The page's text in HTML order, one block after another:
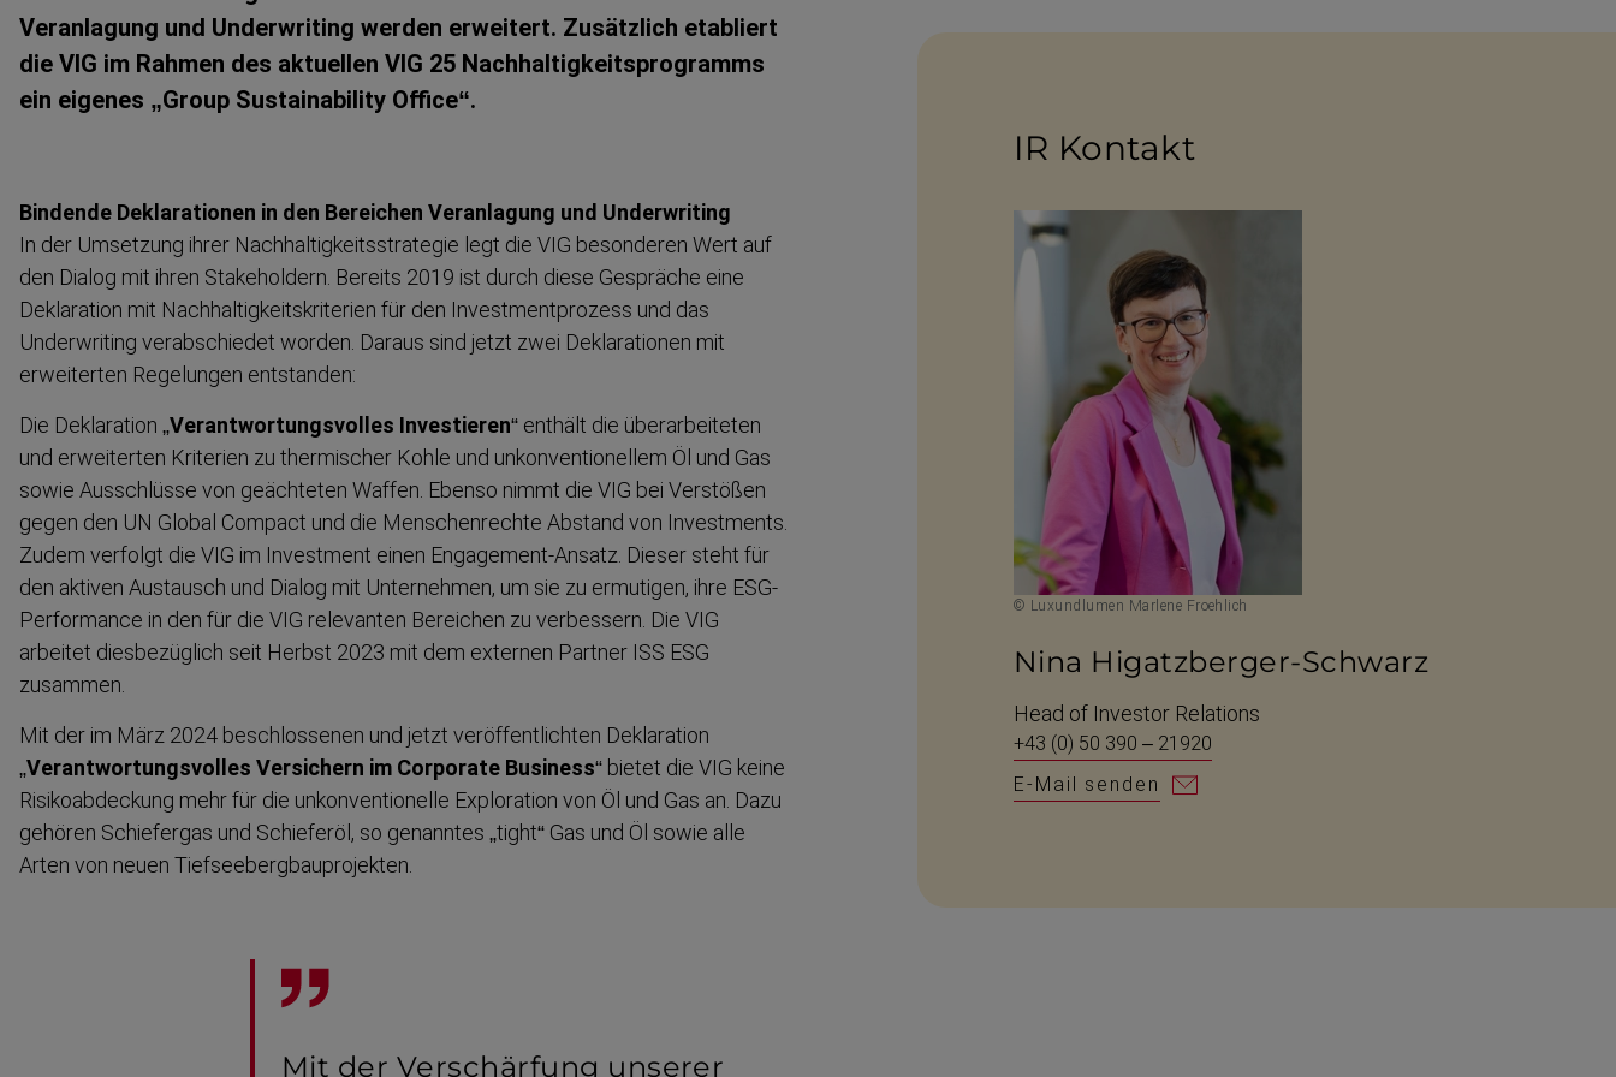
Veranlagung und Underwriting werden erweitert. Zusätzlich etabliert
die VIG im Rahmen des aktuellen VIG 25 Nachhal­tig­keits­pro­gramms
ein eigenes „Group Sustaina­bility Office“.
Bindende Deklara­tionen in den Bereichen Veranlagung und Underwriting
In der Umsetzung ihrer Nachhal­tig­keits­strategie legt die VIG besonderen Wert auf
den Dialog mit ihren Stakeholdern. Bereits 2019 ist durch diese Gespräche eine
Deklaration mit Nachhal­tig­keits­kri­terien für den Invest­ment­prozess und das
Underwriting verabschiedet worden. Daraus sind jetzt zwei Deklara­tionen mit
erweiterten Regelungen entstanden:
Die Deklaration „Verant­wor­tungs­volles Investieren“ enthält die überar­beiteten
und erweiterten Kriterien zu thermischer Kohle und unkonven­ti­o­nellem Öl und Gas
sowie Ausschlüsse von geächteten Waffen. Ebenso nimmt die VIG bei Verstößen
gegen den UN Global Compact und die Menschen­rechte Abstand von Investments.
Zudem verfolgt die VIG im Investment einen Engagement-​Ansatz. Dieser steht für
den aktiven Austausch und Dialog mit Unternehmen, um sie zu ermutigen, ihre ESG-​
Performance in den für die VIG relevanten Bereichen zu verbessern. Die VIG
arbeitet diesbe­züglich seit Herbst 2023 mit dem externen Partner ISS ESG
zusammen.
Mit der im März 2024 beschlossenen und jetzt veröffent­lichten Deklaration
„Verant­wor­tungs­volles Versichern im Corporate Business“ bietet die VIG keine
Risiko­ab­deckung mehr für die unkonven­ti­onelle Exploration von Öl und Gas an. Dazu
gehören Schiefergas und Schieferöl, so genanntes „tight“ Gas und Öl sowie alle
Arten von neuen Tiefsee­berg­bau­pro­jekten.
Mit der Verschärfung unserer
IR Kontakt
© Luxundlumen Marlene Froehlich
Nina Higatzberger-Schwarz
Head of Investor Relations
+43 (0) 50 390 – 21920
E-Mail senden